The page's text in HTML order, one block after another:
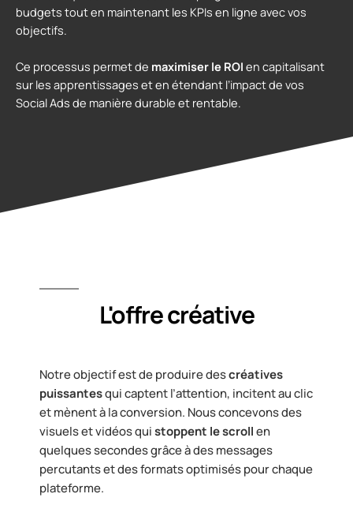
budgets tout en maintenant les KPIs en ligne avec vos
objectifs.
Ce processus permet de maximiser le ROI en capitalisant
sur les apprentissages et en étendant l’impact de vos
Social Ads de manière durable et rentable.
L'offre créative
Notre objectif est de produire descréatives
puissantesqui captent l’attention, incitent au clic
et mènent à la conversion. Nous concevons des
visuels et vidéos quistoppent le scrollen
quelques secondes grâce à des messages
percutants et des formats optimisés pour chaque
plateforme.